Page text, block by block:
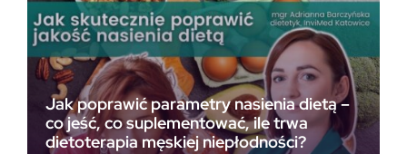
Jak poprawić parametry nasienia dietą –
co jeść, co suplementować, ile trwa
dietoterapia męskiej niepłodności?